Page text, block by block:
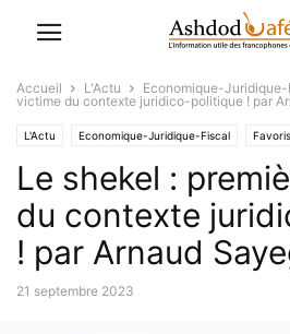
Accueil L'Actu Economique-Juridique-
victime du contexte juridico-politique ! par
L'Actu Economique-Juridique-Fiscal Favoris
Le shekel :
du contexte
! par Arnaud
21 septembre 2023